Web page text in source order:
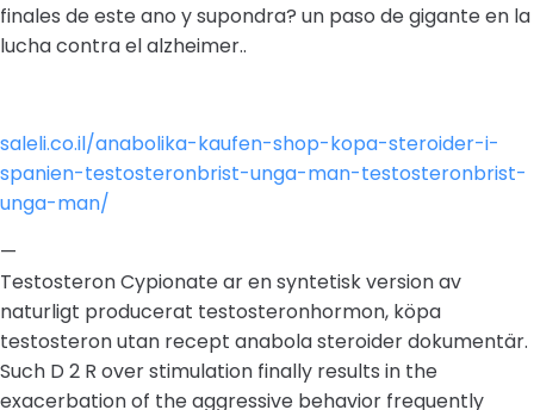
finales de este ano y supondra? un paso de gigante en la
lucha contra el alzheimer..
saleli.co.il/anabolika-kaufen-shop-kopa-steroider-i-
spanien-testosteronbrist-unga-man-testosteronbrist-
unga-man/
—
Testosteron Cypionate ar en syntetisk version av
naturligt producerat testosteronhormon, köpa
testosteron utan recept anabola steroider dokumentär.
Such D 2 R over stimulation finally results in the
exacerbation of the aggressive behavior frequently